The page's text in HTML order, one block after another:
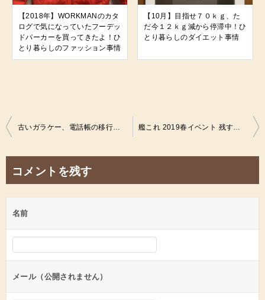
【2018年】WORKMANのカタ
ログで気になっていたフーデッ
ドパーカーを買ってきたよ！ひ
とり暮らしのファッション事情
【10月】目指せ７０ｋｇ、た
だ今１２ｋｇ減から停滞中！ひ
とり暮らしのダイエット事情
投
ビ
ゲ
ー
シ
ン
コメントを残す
名前
メール（公開されません）